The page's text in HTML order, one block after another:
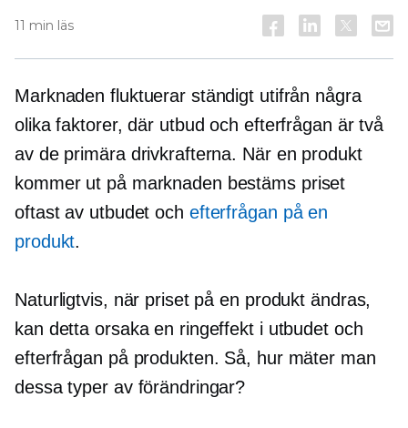
11 min läs
Marknaden fluktuerar ständigt utifrån några
olika faktorer, där utbud och efterfrågan är två
av de primära drivkrafterna. När en produkt
kommer ut på marknaden bestäms priset
oftast av utbudet och efterfrågan på en
produkt.
Naturligtvis, när priset på en produkt ändras,
kan detta orsaka en ringeffekt i utbudet och
efterfrågan på produkten. Så, hur mäter man
dessa typer av förändringar?